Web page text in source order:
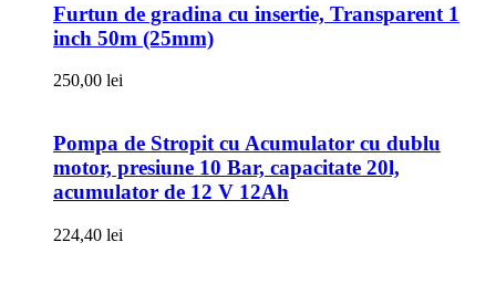
Furtun de gradina cu insertie, Transparent 1
inch 50m (25mm)
250,00 lei
Pompa de Stropit cu Acumulator cu dublu
motor, presiune 10 Bar, capacitate 20l,
acumulator de 12 V 12Ah
224,40 lei